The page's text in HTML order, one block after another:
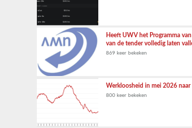
Heeft UWV het Programma van
van de tender volledig laten
869 keer bekeken
Werkloosheid in mei 2026 naar
800 keer bekeken